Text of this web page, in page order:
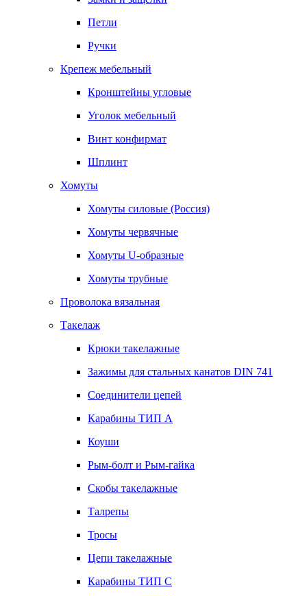
Петли
Ручки
Крепеж мебельный
Кронштейны угловые
Уголок мебельный
Винт конфирмат
Шплинт
Хомуты
Хомуты силовые (Россия)
Хомуты червячные
Хомуты U-образные
Хомуты трубные
Проволока вязальная
Такелаж
Крюки такелажные
Зажимы для стальных канатов DIN 741
Соединители цепей
Карабины ТИП А
Коуши
Рым-болт и Рым-гайка
Скобы такелажные
Талрепы
Тросы
Цепи такелажные
Карабины ТИП C